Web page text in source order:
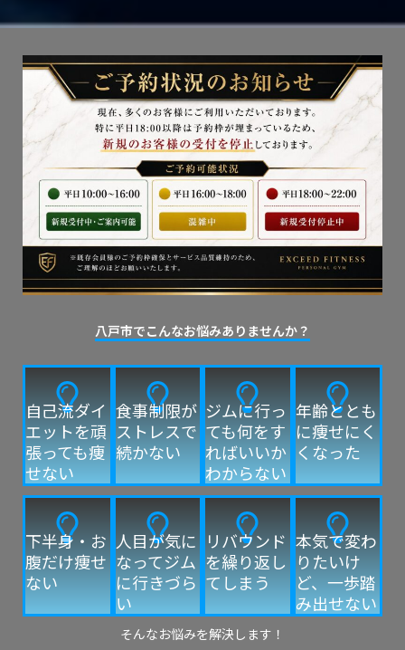
八戸市でこんなお悩みありませんか？
自己流ダイ
エットを頑
張っても痩
せない
食事制限が
ストレスで
続かない
ジムに行っ
ても何をす
ればいいか
わからない
年齢ととも
に痩せにく
くなった
下半身・お
腹だけ痩せ
ない
人目が気に
なってジム
に行きづら
い
リバウンド
を繰り返し
てしまう
本気で変わ
りたいけ
ど、一歩踏
み出せない
そんなお悩みを解決します！